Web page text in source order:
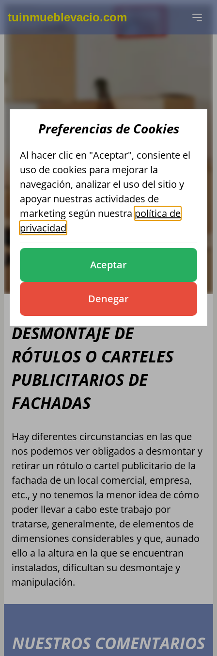
tuinmueblevacio.com
DESMONTAJE DE
RÓTULOS O
CARTELES
PUBLICITARIOS DE
FACHADAS
DESMONTAJE DE
RÓTULOS O CARTELES
PUBLICITARIOS DE
FACHADAS
Hay diferentes circunstancias en las que
nos podemos ver obligados a desmontar y
retirar un rótulo o cartel publicitario de la
fachada de un local comercial, empresa,
etc., y no tenemos la menor idea de cómo
poder llevar a cabo este trabajo por
tratarse, generalmente, de elementos de
dimensiones considerables y que, aunado
ello a la altura en la que se encuentran
instalados, dificultan su desmontaje y
manipulación.
NUESTROS COMENTARIOS
Preferencias de Cookies
Al hacer clic en "Aceptar", consiente el
uso de cookies para mejorar la
navegación, analizar el uso del sitio y
apoyar nuestras actividades de
marketing según nuestra política de
privacidad.
Aceptar
Denegar